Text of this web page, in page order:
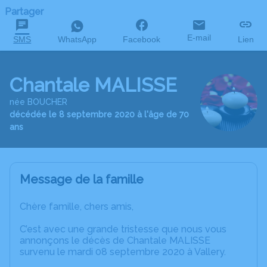
Partager
SMS WhatsApp Facebook E-mail Lien
Chantale MALISSE
née BOUCHER
décédée le 8 septembre 2020 à l'âge de 70
ans
Message de la famille
Chère famille, chers amis,
C’est avec une grande tristesse que nous vous
annonçons le décès de Chantale MALISSE
survenu le mardi 08 septembre 2020 à Vallery.